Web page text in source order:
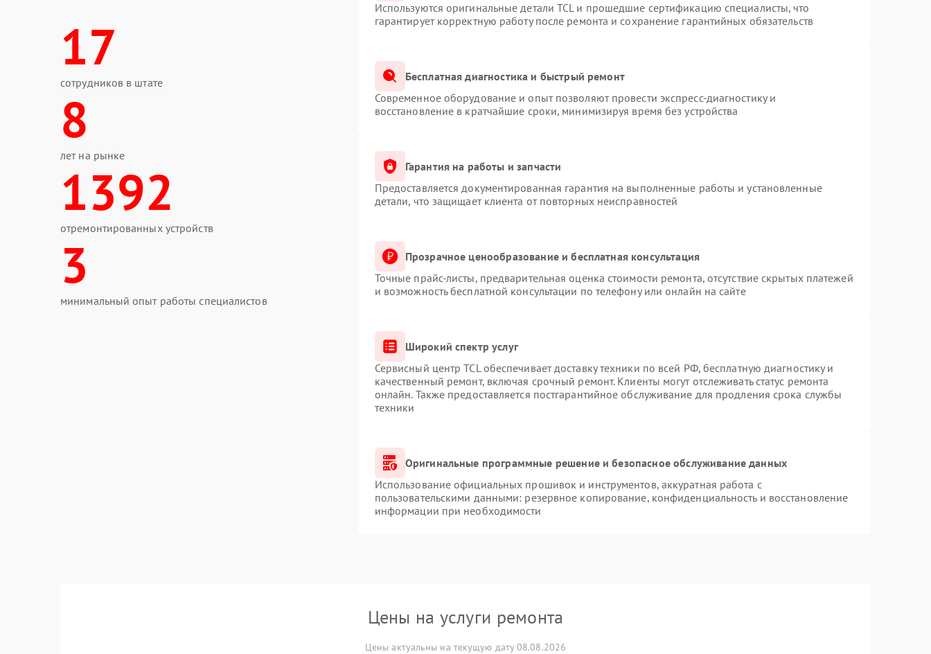
17
сотрудников в штате
8
лет на рынке
1392
отремонтированных устройств
3
минимальный опыт работы специалистов
Используются оригинальные детали TCL и прошедшие сертификацию специалисты, что
гарантирует корректную работу после ремонта и сохранение гарантийных обязательств
Бесплатная диагностика и быстрый ремонт
Современное оборудование и опыт позволяют провести экспресс-диагностику и
восстановление в кратчайшие сроки, минимизируя время без устройства
Гарантия на работы и запчасти
Предоставляется документированная гарантия на выполненные работы и установленные
детали, что защищает клиента от повторных неисправностей
Прозрачное ценообразование и бесплатная консультация
Точные прайс-листы, предварительная оценка стоимости ремонта, отсутствие скрытых платежей
и возможность бесплатной консультации по телефону или онлайн на сайте
Широкий спектр услуг
Сервисный центр TCL обеспечивает доставку техники по всей РФ, бесплатную диагностику и
качественный ремонт, включая срочный ремонт. Клиенты могут отслеживать статус ремонта
онлайн. Также предоставляется постгарантийное обслуживание для продления срока службы
техники
Оригинальные программные решение и безопасное обслуживание данных
Использование официальных прошивок и инструментов, аккуратная работа с
пользовательскими данными: резервное копирование, конфиденциальность и восстановление
информации при необходимости
Цены на услуги ремонта
Цены актуальны на текущую дату 08.08.2026